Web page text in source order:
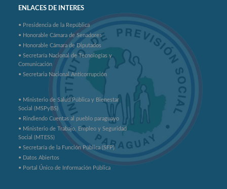
ENLACES DE INTERES
• Presidencia de la República
• Honorable Cámara de Senadores
• Honorable Cámara de Diputados
• Secretaría Nacional de Tecnologías y
Comunicación
• Secretaria Nacional Anticorrupción
• Ministerio de Salud Pública y Bienestar
Social (MSPyBS)
• Rindiendo Cuentas al pueblo paraguayo
• Ministerio de Trabajo, Empleo y Seguridad
Social (MTESS)
• Secretaría de la Función Pública (SFP)
• Datos Abiertos
• Portal Único de Información Pública